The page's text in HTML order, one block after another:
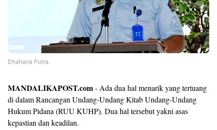
Dhahana Putra.
MANDALIKAPOST.com- Ada dua hal menarik yang tertuang
di dalam Rancangan Undang-Undang Kitab Undang-Undang
Hukum Pidana (RUU KUHP). Dua hal tersebut yakni asas
kepastian dan keadilan.